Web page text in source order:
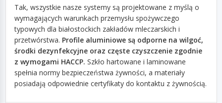
Tak, wszystkie nasze systemy są projektowane z myślą o
wymagających warunkach przemysłu spożywczego
typowych dla białostockich zakładów mleczarskich i
przetwórstwa. Profile aluminiowe są odporne na wilgoć,
środki dezynfekcyjne oraz częste czyszczenie zgodnie
z wymogami HACCP. Szkło hartowane i laminowane
spełnia normy bezpieczeństwa żywności, a materiały
posiadają odpowiednie certyfikaty do kontaktu z żywnością.